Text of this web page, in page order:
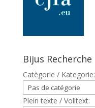
Bijus Recherche
Catègorie / Kategorie:
Plein texte / Volltext: